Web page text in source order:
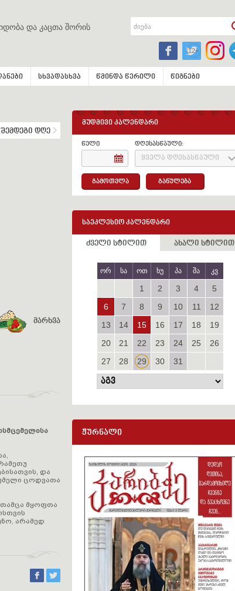
და კაცთა შორის
სხვადასხვა წმინდა წერილი წიგნები
შემდეგი დღე
მარხვა
და
ცოდვათა
მყოფთა
არამედ
მუდმივი კალენდარი
წელი დღესასწაული:
ყველა დღესასწაული
გამოთვლა განულება
საეკლესიო კალენდარი
ძველი სტილით ახალი სტილით
ორ სა ოთ ხუ პა შა კვ
1 2 3 4
5
6
7 8 9 10 11
12
13
14 15 16 17 18
19
20
21 22 23 24 25
26
27
28 29 30 31
ჟურნალი